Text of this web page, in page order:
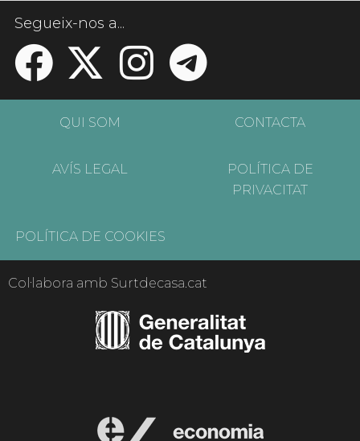
Segueix-nos a...
QUI SOM CONTACTA
AVÍS LEGAL
POLÍTICA DE
PRIVACITAT
POLÍTICA DE COOKIES
Col·labora amb Surtdecasa.cat